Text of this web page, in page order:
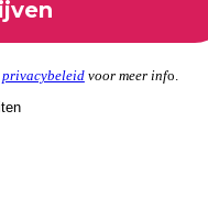
privacybeleidvoor meer info.